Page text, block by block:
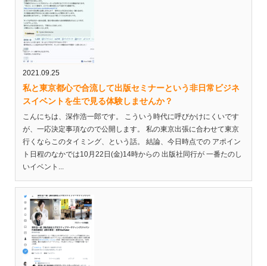
2021.09.25
私と東京都心で合流して出版セミナーという非日常ビジネ
スイベントを生で見る体験しませんか？
こんにちは、深作浩一郎です。 こういう時代に呼びかけにくいです
が、一応決定事項なので公開します。 私の東京出張に合わせて東京
行くならこのタイミング、という話。 結論、今日時点での アポイン
ト日程のなかでは10月22日(金)14時からの 出版社同行が 一番たのし
いイベント...